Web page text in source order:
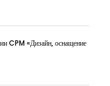
CPM «Дизайн, оснащение